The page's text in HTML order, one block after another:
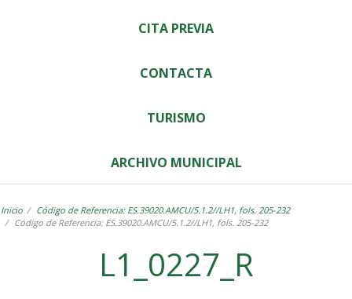
CITA PREVIA
CONTACTA
TURISMO
ARCHIVO MUNICIPAL
Inicio
Código de Referencia: ES.39020.AMCU/5.1.2//LH1, fols. 205-232
Código de Referencia: ES.39020.AMCU/5.1.2//LH1, fols. 205-232
L1_0227_R